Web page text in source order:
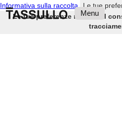
Menu
Informativa sulla raccolta
Le tue
Le tue preferenze relative al